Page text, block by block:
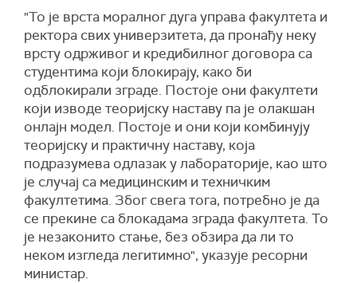
"То је врста моралног дуга управа факултета и
ректора свих универзитета, да пронађу неку
врсту одрживог и кредибилног договора са
студентима који блокирају, како би
одблокирали зграде. Постоје они факултети
који изводе теоријску наставу па је олакшан
онлајн модел. Постоје и они који комбинују
теоријску и практичну наставу, која
подразумева одлазак у лабораторије, као што
је случај са медицинским и техничким
факултетима. Због свега тога, потребно је да
се прекине са блокадама зграда факултета. То
је незаконито стање, без обзира да ли то
неком изгледа легитимно", указује ресорни
министар.